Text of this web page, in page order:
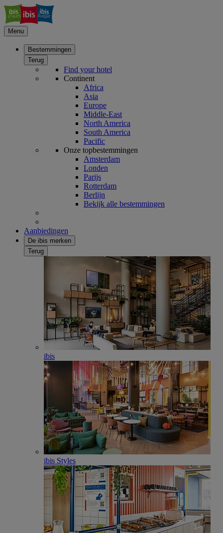
Menu
Bestemmingen
Terug
Find your hotel
Continent
Africa
Asia
Europe
Middle-East
North America
South America
Pacific
Onze topbestemmingen
Amsterdam
Londen
Parijs
Rotterdam
Berlijn
Bekijk alle bestemmingen
Aanbiedingen
De ibis merken
Terug
ibis
ibis Styles